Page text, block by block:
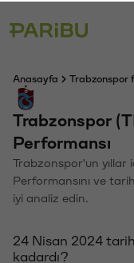
Anasayfa Trabzonspor
Trabzonspor
Performansı
Trabzonspor'un yıllar
Performansını ve
iyi analiz edin.
24 Nisan 2024
kadardı?